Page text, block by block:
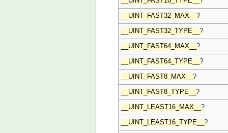
__UINT_FAST32_MAX__?
__UINT_FAST32_TYPE__?
__UINT_FAST64_MAX__?
__UINT_FAST64_TYPE__?
__UINT_FAST8_MAX__?
__UINT_FAST8_TYPE__?
__UINT_LEAST16_MAX__?
__UINT_LEAST16_TYPE__?